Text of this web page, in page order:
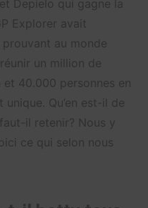
Depielo qui gagne la
Explorer avait
au monde
un million de
40.000 personnes en
Qu’en est-il de
il retenir? Nous y
ce qui selon nous